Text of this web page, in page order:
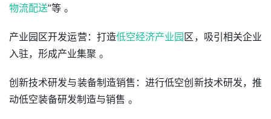
物流配送”等 。
产业园区开发运营：打造低空经济产业园 区，吸引相关企业
入驻，形成产业集聚 。
创新技术研发与装备制造销售：进行低空创新技术研发，推
动低空装备研发制造与销售 。